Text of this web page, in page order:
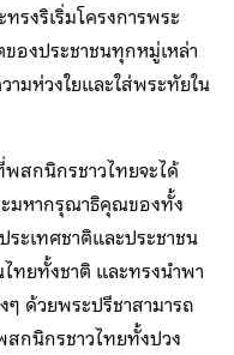
รงริเริ่มโครงการพระ
องประชาชนทุกหมู่เหล่า
มห่วงใยและใส่พระทัยใน
สกนิกรชาวไทยจะได้
มหากรุณาธิคุณของทั้ง
ะเทศชาติและประชาชน
ทยทั้งชาติ และทรงนำพา
ด้วยพระปรีชาสามารถ
กนิกรชาวไทยทั้งปวง